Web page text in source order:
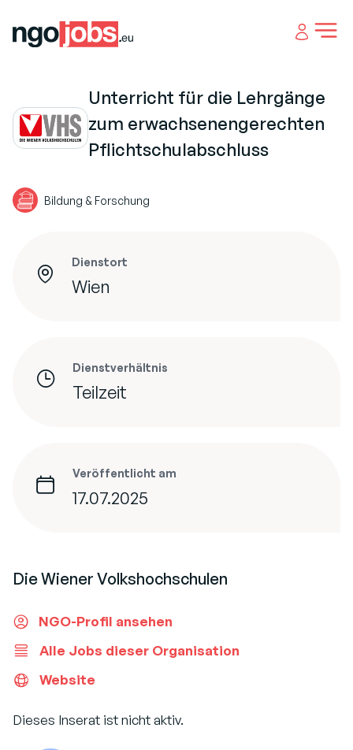
Open
Unterricht für die Lehrgänge
zum erwachsenengerechten
Pflichtschulabschluss
Bildung & Forschung
Dienstort
Wien
Dienstverhältnis
Teilzeit
Veröffentlicht am
17.07.2025
Die Wiener Volkshochschulen
NGO-Profil ansehen
Alle Jobs dieser Organisation
Website
Dieses Inserat ist nicht aktiv.